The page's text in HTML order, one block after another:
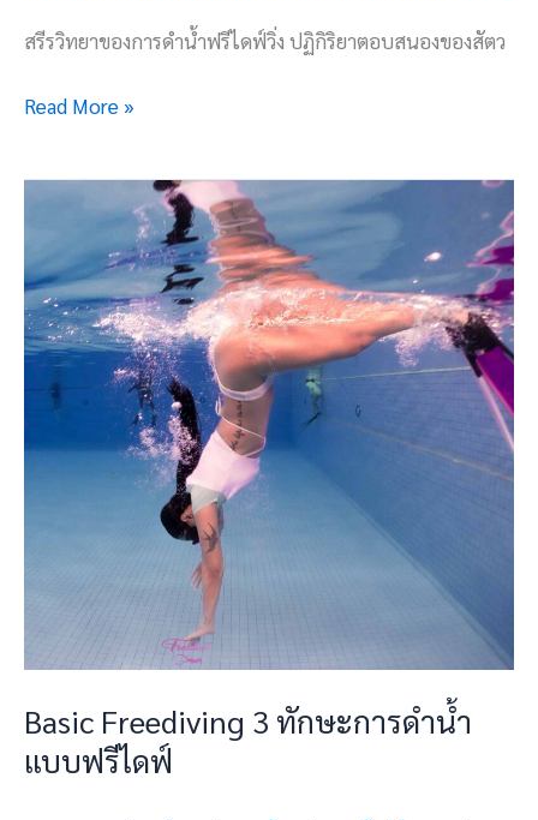
สรีรวิทยาของการดำน้ำฟรีไดฟ์วิ่ง ปฏิกิริยาตอบสนองของสัตว
Read More »
Basic Freediving 3 ทักษะการดำน้ำ
แบบฟรีไดฟ์
Basic
3
ทักษะ
การ
ดำ
แบบ